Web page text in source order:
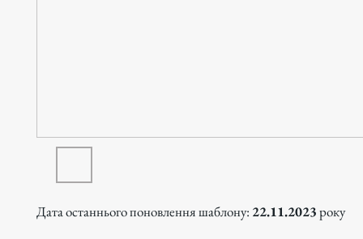
Дата останнього поновлення шаблону: 22.11.2023року